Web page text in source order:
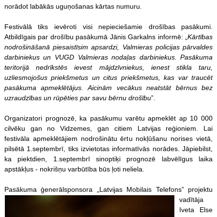
norādot labākās uguņošanas kārtas numuru.
Festivālā tiks ievēroti visi nepieciešamie drošības pasākumi.
Atbildīgais par drošību pasākumā Jānis Garkalns informē: „Kārtības
nodrošināšanā piesaistīsim apsardzi, Valmieras policijas pārvaldes
darbiniekus un VUGD Valmieras nodaļas darbiniekus. Pasākuma
teritorijā nedrīkstēs ievest mājdzīvniekus, ienest stikla taru,
uzliesmojošus priekšmetus un citus priekšmetus, kas var traucēt
pasākuma apmeklētājus. Aicinām vecākus neatstāt bērnus bez
uzraudzības un rūpēties par savu bērnu drošību”.
Organizatori prognozē, ka pasākumu varētu apmeklēt ap 10 000
cilvēku gan no Vidzemes, gan citiem Latvijas reģioniem. Lai
festivāla apmeklētājiem nodrošinātu ērtu nokļūšanu norises vietā,
pilsētā 1.septembrī, tiks izvietotas informatīvās norādes. Jāpiebilst,
ka piektdien, 1.septembrī sinoptiķi prognozē labvēlīgus laika
apstākļus - nokrišņu varbūtība būs ļoti neliela.
Pasākuma ģenerālsponsora
„Latvijas Mobilais Telefons” projektu
vadītāja
Iveta Else